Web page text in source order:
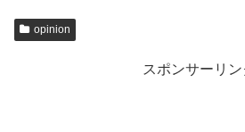
opinion
スポンサーリン